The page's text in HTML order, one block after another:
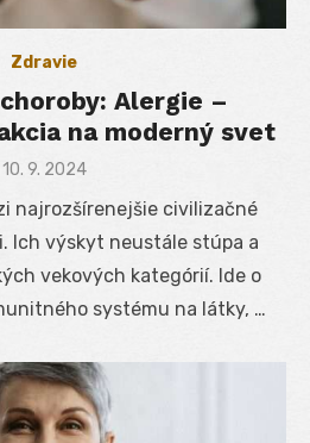
Zdravie
Alergie –
na moderný svet
Posted
10. 9. 2024
najrozšírenejšie civilizačné
Ich výskyt neustále stúpa a
vekových kategórií. Ide o
systému na látky, …